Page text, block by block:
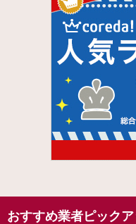
おすすめ業者ピック